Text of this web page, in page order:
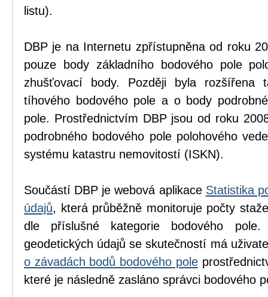
listu).
DBP je na Internetu zpřístupněna od roku
pouze body základního bodového pole
zhušťovací body. Později byla rozšířena
tíhového bodového pole a o body
pole. Prostřednictvím DBP jsou od roku
podrobného bodového pole polohového
systému katastru nemovitostí (ISKN).
Součástí DBP je webová aplikace Statistika
údajů, která průběžně monitoruje počty
dle příslušné kategorie bodového
geodetických údajů se skutečností má
o závadách bodů bodového pole
které je následně zasláno správci bodového